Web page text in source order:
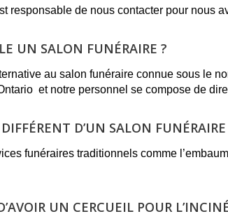
responsable de nous contacter pour nous
UN SALON FUNÉRAIRE ?
au salon funéraire connue sous le
et notre personnel se compose de
D’UN SALON FUNÉRAIRE
funéraires traditionnels comme
UN CERCUEIL POUR